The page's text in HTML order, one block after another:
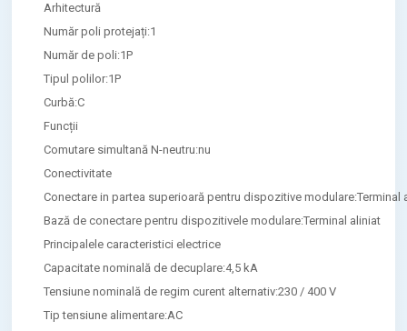
Arhitectură
Număr poli protejați:1
Număr de poli:1P
Tipul polilor:1P
Curbă:C
Funcții
Comutare simultană N-neutru:nu
Conectivitate
Conectare in partea superioară pentru dispozitive modulare:Terminal
Bază de conectare pentru dispozitivele modulare:Terminal aliniat
Principalele caracteristici electrice
Capacitate nominală de decuplare:4,5 kA
Tensiune nominală de regim curent alternativ:230 / 400 V
Tip tensiune alimentare:AC